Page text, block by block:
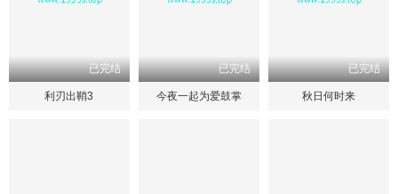
已完结
利刃出鞘3
已完结
今夜一起为爱鼓掌
已完结
秋日何时来